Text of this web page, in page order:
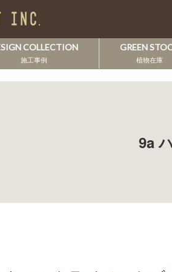
COLLECTION
施工事例
GREEN
植物在庫
9a